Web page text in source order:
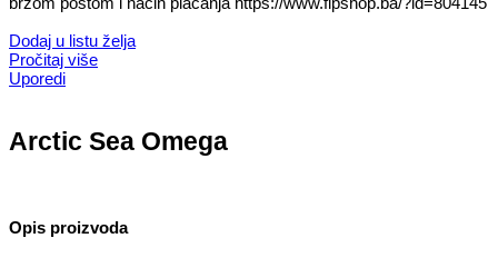
Dodaj u listu želja
Pročitaj više
Uporedi
Arctic Sea Omega
Opis proizvoda